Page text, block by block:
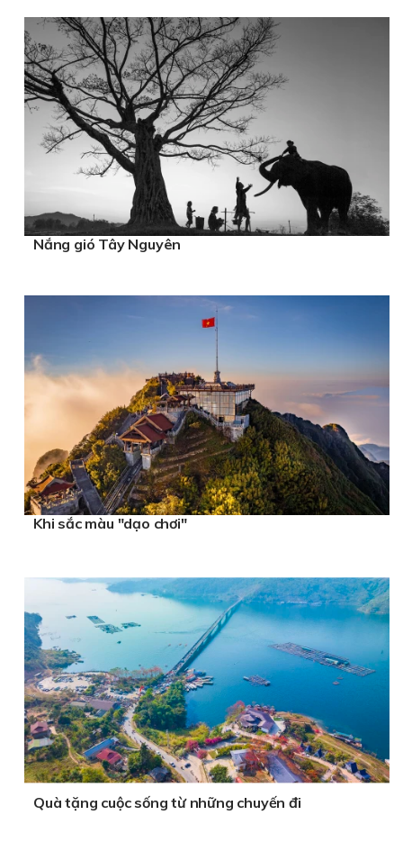
Nắng gió Tây Nguyên
Khi sắc màu "dạo chơi"
Quà tặng cuộc sống từ những chuyến đi